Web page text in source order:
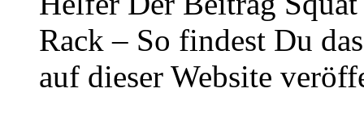
Rack – So findest Du
auf dieser Website